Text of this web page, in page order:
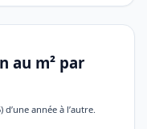
au m² par
année à l’autre.